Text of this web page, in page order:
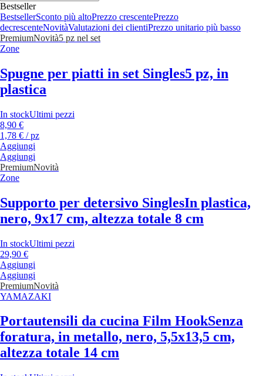
Bestseller
BestsellerSconto più altoPrezzo crescentePrezzo
decrescenteNovitàValutazioni dei clientiPrezzo unitario più basso
PremiumNovità5 pz nel set
Zone
Spugne per piatti in set Singles5 pz, in
plastica
In stockUltimi pezzi
8,90 €
1,78 € / pz
Aggiungi
Aggiungi
PremiumNovità
Zone
Supporto per detersivo SinglesIn plastica,
nero, 9x17 cm, altezza totale 8 cm
In stockUltimi pezzi
29,90 €
Aggiungi
Aggiungi
PremiumNovità
YAMAZAKI
Portautensili da cucina Film HookSenza
foratura, in metallo, nero, 5,5x13,5 cm,
altezza totale 14 cm